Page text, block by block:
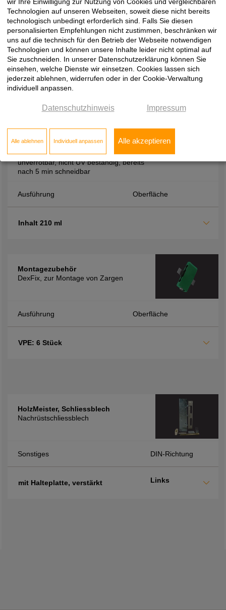
hohes Raumgewicht, beständig gegen
Verrottung, Wärme, Wasser und viele
Chemikalien
Ausführung Oberfläche
Inhalt 400 ml
Zargen, treibgasfrei, PCB und
formaldhydfrei, Alterungsbeständig,
unverrotbar, nicht UV beständig, bereits
nach 5 min schneidbar
Ausführung Oberfläche
Inhalt 210 ml
Montagezubehör
DexFix, zur Montage von Zargen
Ausführung Oberfläche
VPE: 6 Stück
HolzMeister, Schliessblech
Nachrüstschliessblech
Sonstiges DIN-Richtung
mit Halteplatte, verstärkt Links
Technologien auf unseren Webseiten, soweit diese nicht bereits
technologisch unbedingt erforderlich sind. Falls Sie diesen
personalisierten Empfehlungen nicht zustimmen, beschränken wir
uns auf die technisch für den Betrieb der Webseite notwendigen
Technologien und können unsere Inhalte leider nicht optimal auf
Sie zuschneiden. In unserer Datenschutzerklärung können Sie
einsehen, welche Dienste wir einsetzen. Cookies lassen sich
jederzeit ablehnen, widerrufen oder in der Cookie-Verwaltung
individuell anpassen.
Datenschutzhinweis Impressum
Alle ablehnen Individuell anpassen Alle akzeptieren